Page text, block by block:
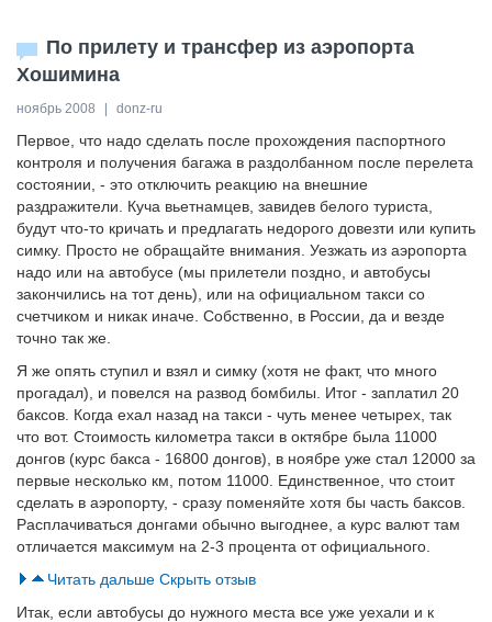
По прилету и трансфер из аэропорта
Хошимина
ноябрь 2008 donz-ru
Первое, что надо сделать после прохождения паспортного
контроля и получения багажа в раздолбанном после перелета
состоянии, - это отключить реакцию на внешние
раздражители. Куча вьетнамцев, завидев белого туриста,
будут что-то кричать и предлагать недорого довезти или купить
симку. Просто не обращайте внимания. Уезжать из аэропорта
надо или на автобусе (мы прилетели поздно, и автобусы
закончились на тот день), или на официальном такси со
счетчиком и никак иначе. Собственно, в России, да и везде
точно так же.
Я же опять ступил и взял и симку (хотя не факт, что много
прогадал), и повелся на развод бомбилы. Итог - заплатил 20
баксов. Когда ехал назад на такси - чуть менее четырех, так
что вот. Стоимость километра такси в октябре была 11000
донгов (курс бакса - 16800 донгов), в ноябре уже стал 12000 за
первые несколько км, потом 11000. Единственное, что стоит
сделать в аэропорту, - сразу поменяйте хотя бы часть баксов.
Расплачиваться донгами обычно выгоднее, а курс валют там
отличается максимум на 2-3 процента от официального.
Читать дальше Скрыть отзыв
Итак, если автобусы до нужного места все уже уехали и к